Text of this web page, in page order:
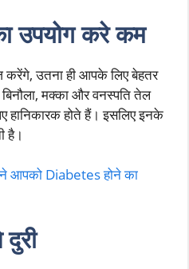
उपयोग करे कम
उतना ही आपके लिए बेहतर
मक्का और वनस्पति तेल
होते हैं। इसलिए इनके
है।
आपको Diabetes होने का